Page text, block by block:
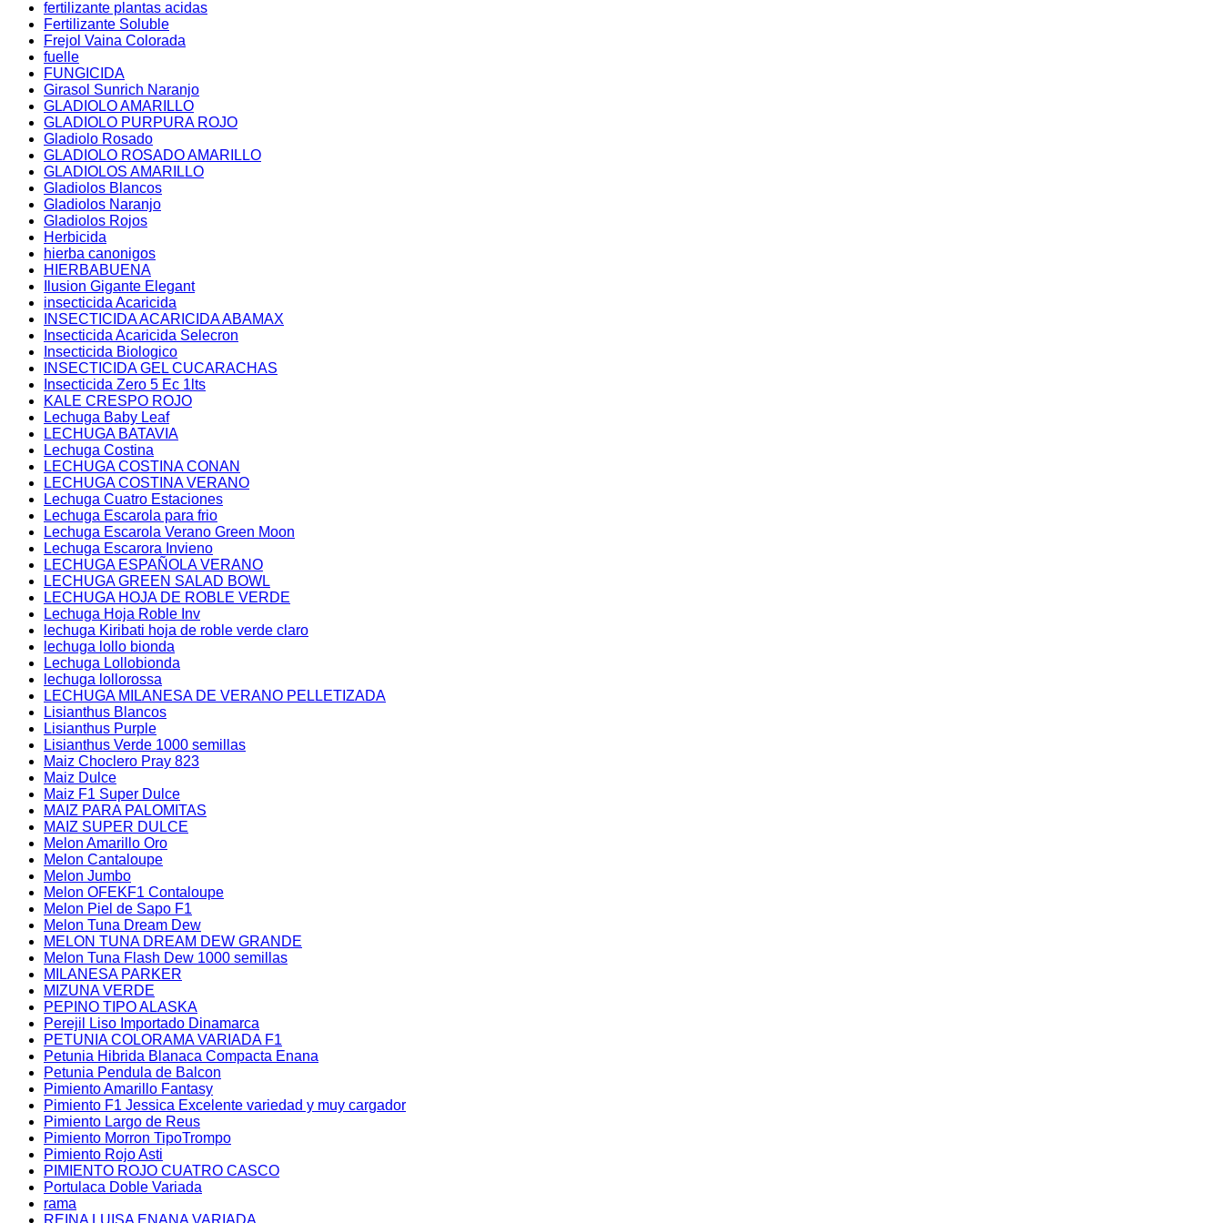
fertilizante plantas acidas
Fertilizante Soluble
Frejol Vaina Colorada
fuelle
FUNGICIDA
Girasol Sunrich Naranjo
GLADIOLO AMARILLO
GLADIOLO PURPURA ROJO
Gladiolo Rosado
GLADIOLO ROSADO AMARILLO
GLADIOLOS AMARILLO
Gladiolos Blancos
Gladiolos Naranjo
Gladiolos Rojos
Herbicida
hierba canonigos
HIERBABUENA
Ilusion Gigante Elegant
insecticida Acaricida
INSECTICIDA ACARICIDA ABAMAX
Insecticida Acaricida Selecron
Insecticida Biologico
INSECTICIDA GEL CUCARACHAS
Insecticida Zero 5 Ec 1lts
KALE CRESPO ROJO
Lechuga Baby Leaf
LECHUGA BATAVIA
Lechuga Costina
LECHUGA COSTINA CONAN
LECHUGA COSTINA VERANO
Lechuga Cuatro Estaciones
Lechuga Escarola para frio
Lechuga Escarola Verano Green Moon
Lechuga Escarora Invieno
LECHUGA ESPAÑOLA VERANO
LECHUGA GREEN SALAD BOWL
LECHUGA HOJA DE ROBLE VERDE
Lechuga Hoja Roble Inv
lechuga Kiribati hoja de roble verde claro
lechuga lollo bionda
Lechuga Lollobionda
lechuga lollorossa
LECHUGA MILANESA DE VERANO PELLETIZADA
Lisianthus Blancos
Lisianthus Purple
Lisianthus Verde 1000 semillas
Maiz Choclero Pray 823
Maiz Dulce
Maiz F1 Super Dulce
MAIZ PARA PALOMITAS
MAIZ SUPER DULCE
Melon Amarillo Oro
Melon Cantaloupe
Melon Jumbo
Melon OFEKF1 Contaloupe
Melon Piel de Sapo F1
Melon Tuna Dream Dew
MELON TUNA DREAM DEW GRANDE
Melon Tuna Flash Dew 1000 semillas
MILANESA PARKER
MIZUNA VERDE
PEPINO TIPO ALASKA
Perejil Liso Importado Dinamarca
PETUNIA COLORAMA VARIADA F1
Petunia Hibrida Blanaca Compacta Enana
Petunia Pendula de Balcon
Pimiento Amarillo Fantasy
Pimiento F1 Jessica Excelente variedad y muy cargador
Pimiento Largo de Reus
Pimiento Morron TipoTrompo
Pimiento Rojo Asti
PIMIENTO ROJO CUATRO CASCO
Portulaca Doble Variada
rama
REINA LUISA ENANA VARIADA